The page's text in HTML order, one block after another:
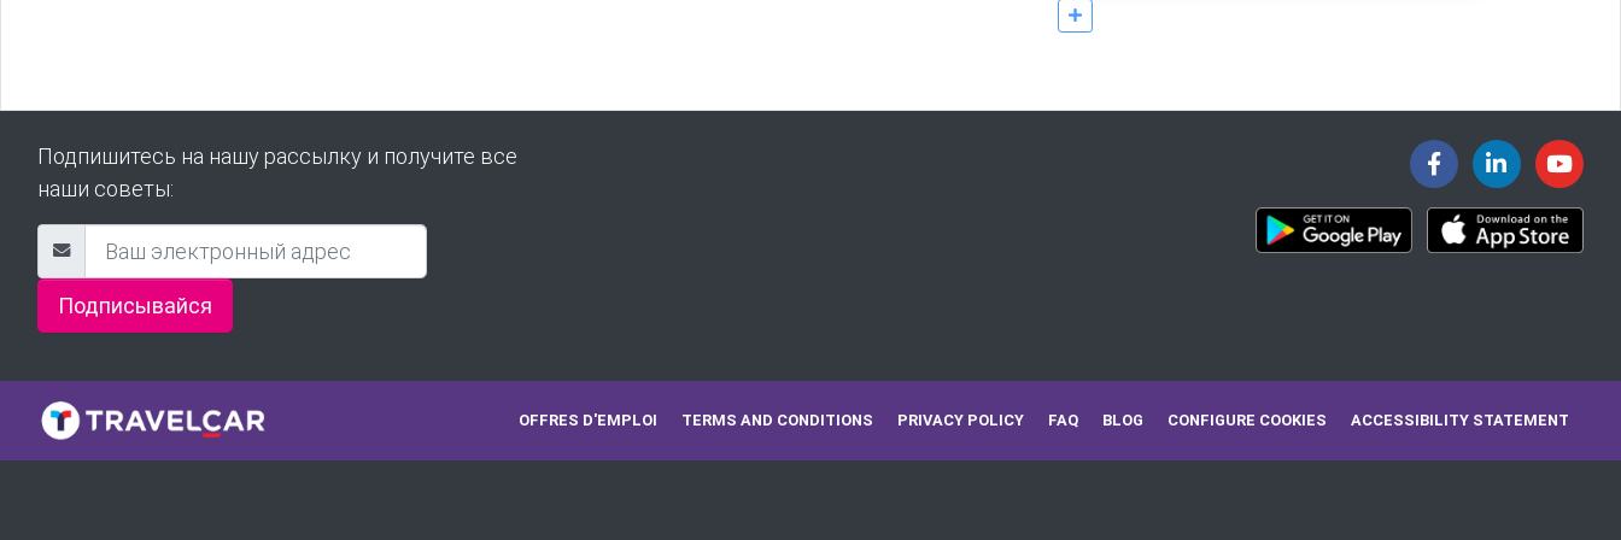
Подпишитесь на нашу рассылку и получите все
наши советы:
Подписывайся
OFFRES D'EMPLOI TERMS AND CONDITIONS PRIVACY POLICY FAQ BLOG CONFIGURE COOKIES ACCESSIBILITY STATEMENT